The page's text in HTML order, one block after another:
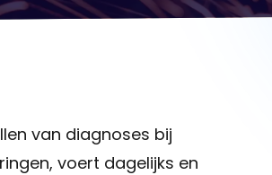
van diagnoses bij
voert dagelijks en